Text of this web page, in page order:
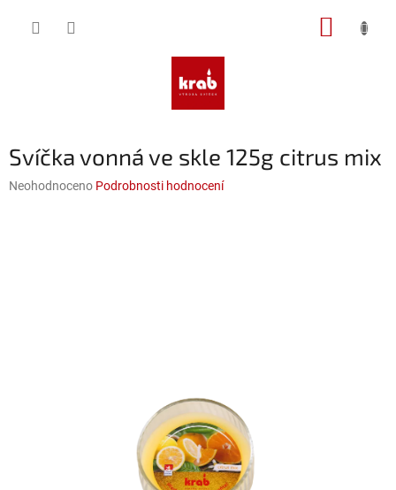
Svíčka vonná ve skle 125g citrus mix
Průměrné
Neohodnoceno Podrobnosti hodnocení